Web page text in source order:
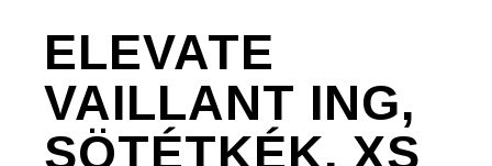
ELEVATE
VAILLANT ING,
SÖTÉTKÉK, XS